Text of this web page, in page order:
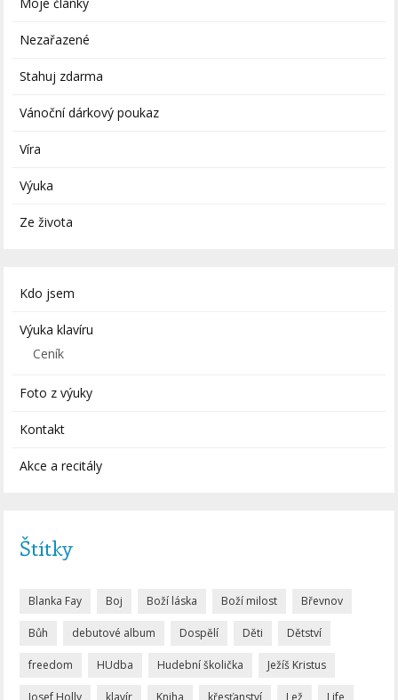
Nezařazené
Stahuj zdarma
Vánoční dárkový poukaz
Víra
Výuka
Ze života
Kdo jsem
Výuka klavíru
Ceník
Foto z výuky
Kontakt
Akce a recitály
Štítky
Blanka Fay Boj Boží láska Boží milost Břevnov
Bůh debutové album Dospělí Děti Dětství
freedom HUdba Hudební školička Ježíš Kristus
Josef Holly klavír Kniha křesťanství Lež Life